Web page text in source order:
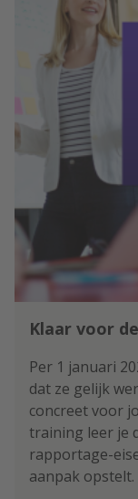
Klaar voor
Per 1 januari
dat ze gelijk
concreet voor
training leer je
rapportage-
aanpak opstelt.